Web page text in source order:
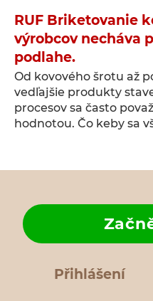
RUF Briketovanie
výrobcov necháva
podlahe.
Od kovového šrotu až
vedľajšie produkty
procesov sa často
hodnotou. Čo keby sa
Přihlášení